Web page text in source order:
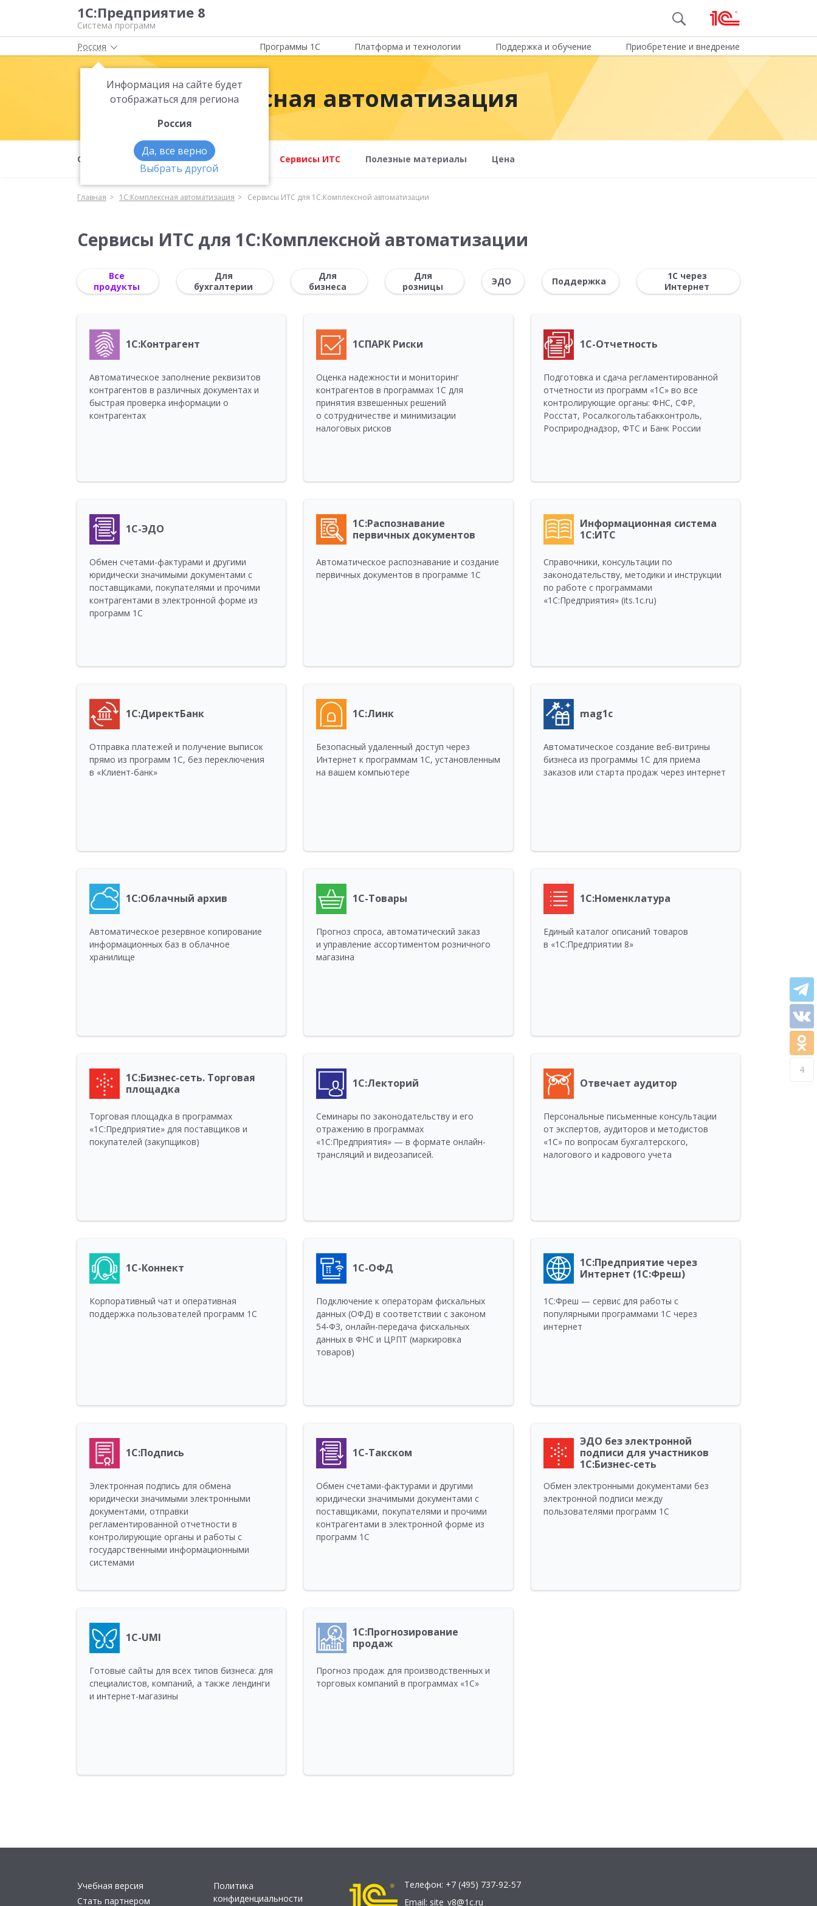
1С:Предприятие 8
Система программ
Россия
Информация на сайте будет
отображаться для региона
Россия
Да, все верно
Выбрать другой
Программы 1С Платформа и технологии Поддержка и обучение Приобретение и внедрение
1С:Комплексная автоматизация
О продукте Функциональность Сервисы ИТС Полезные материалы Цена
Главная 1С:Комплексная автоматизация Сервисы ИТС для 1С:Комплексной автоматизации
Сервисы ИТС для 1С:Комплексной автоматизации
Все
продукты
Для
бухгалтерии
Для
бизнеса
Для
розницы
ЭДО Поддержка
1С через
Интернет
1С:Контрагент
Автоматическое заполнение реквизитов
контрагентов в различных документах и
быстрая проверка информации о
контрагентах
1СПАРК Риски
Оценка надежности и мониторинг
контрагентов в программах 1С для
принятия взвешенных решений
о сотрудничестве и минимизации
налоговых рисков
1С-Отчетность
Подготовка и сдача регламентированной
отчетности из программ «1С» во все
контролирующие органы: ФНС, СФР,
Росстат, Росалкогольтабакконтроль,
Росприроднадзор, ФТС и Банк России
1С-ЭДО
Обмен счетами-фактурами и другими
юридически значимыми документами с
поставщиками, покупателями и прочими
контрагентами в электронной форме из
программ 1С
1С:Распознавание
первичных документов
Автоматическое распознавание и создание
первичных документов в программе 1С
Информационная система
1С:ИТС
Справочники, консультации по
законодательству, методики и инструкции
по работе с программами
«1С:Предприятия» (its.1c.ru)
1С:ДиректБанк
Отправка платежей и получение выписок
прямо из программ 1С, без переключения
в «Клиент-банк»
1С:Линк
Безопасный удаленный доступ через
Интернет к программам 1С, установленным
на вашем компьютере
mag1c
Автоматическое создание веб-витрины
бизнеса из программы 1С для приема
заказов или старта продаж через интернет
1С:Облачный архив
Автоматическое резервное копирование
информационных баз в облачное
хранилище
1С-Товары
Прогноз спроса, автоматический заказ
и управление ассортиментом розничного
магазина
1С:Номенклатура
Единый каталог описаний товаров
в «1С:Предприятии 8»
1С:Бизнес-сеть. Торговая
площадка
Торговая площадка в программах
«1С:Предприятие» для поставщиков и
покупателей (закупщиков)
1С:Лекторий
Семинары по законодательству и его
отражению в программах
«1С:Предприятия» — в формате онлайн-
трансляций и видеозаписей.
Отвечает аудитор
Персональные письменные консультации
от экспертов, аудиторов и методистов
«1С» по вопросам бухгалтерского,
налогового и кадрового учета
1С-Коннект
Корпоративный чат и оперативная
поддержка пользователей программ 1С
1С-ОФД
Подключение к операторам фискальных
данных (ОФД) в соответствии с законом
54-ФЗ, онлайн-передача фискальных
данных в ФНС и ЦРПТ (маркировка
товаров)
1С:Предприятие через
Интернет (1С:Фреш)
1С:Фреш — сервис для работы с
популярными программами 1С через
интернет
1С:Подпись
Электронная подпись для обмена
юридически значимыми электронными
документами, отправки
регламентированной отчетности в
контролирующие органы и работы с
государственными информационными
системами
1С-Такском
Обмен счетами-фактурами и другими
юридически значимыми документами с
поставщиками, покупателями и прочими
контрагентами в электронной форме из
программ 1С
ЭДО без электронной
подписи для участников
1С:Бизнес-сеть
Обмен электронными документами без
электронной подписи между
пользователями программ 1С
1C-UMI
Готовые сайты для всех типов бизнеса: для
специалистов, компаний, а также лендинги
и интернет-магазины
1С:Прогнозирование
продаж
Прогноз продаж для производственных и
торговых компаний в программах «1С»
4
Учебная версия
Стать партнером
Политика
конфиденциальности
Телефон: +7 (495) 737-92-57
Email: site_v8@1c.ru